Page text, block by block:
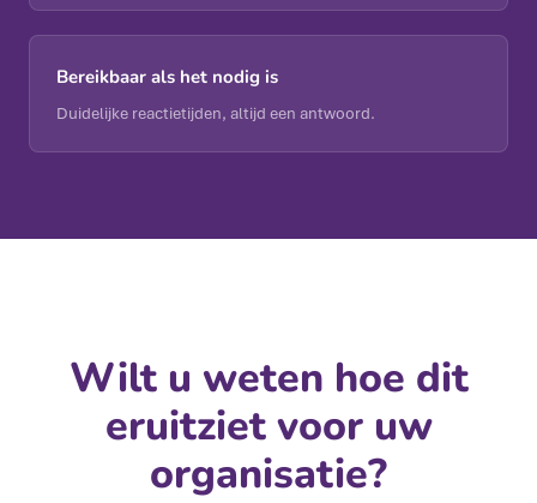
Bereikbaar als het nodig is
Duidelijke reactietijden, altijd een antwoord.
Wilt u weten hoe dit
eruitziet voor uw
organisatie?